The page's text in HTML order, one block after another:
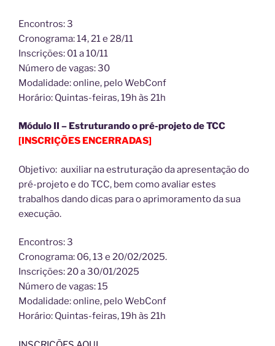
Encontros: 3
Cronograma: 14, 21 e 28/11
Inscrições: 01 a 10/11
Número de vagas: 30
Modalidade: online, pelo WebConf
Horário: Quintas-feiras, 19h às 21h
Módulo II – Estruturando o pré-projeto de TCC
[INSCRIÇÕES ENCERRADAS]
Objetivo: auxiliar na estruturação da apresentação do
pré-projeto e do TCC, bem como avaliar estes
trabalhos dando dicas para o aprimoramento da sua
execução.
Encontros: 3
Cronograma: 06, 13 e 20/02/2025.
Inscrições: 20 a 30/01/2025
Número de vagas: 15
Modalidade: online, pelo WebConf
Horário: Quintas-feiras, 19h às 21h